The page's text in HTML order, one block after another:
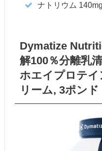
ナトリウム 140mg
Dymatize
解100％分離乳
ホエイプロテイ
リーム, 3ポンド